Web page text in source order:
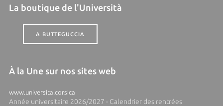
La boutique de l'Università
A BUTTEGUCCIA
À la Une sur nos sites web
www.universita.corsica
Année universitaire 2026/2027 - Calendrier des rentrées